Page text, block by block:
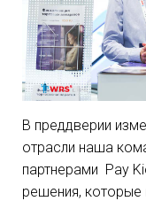
В преддверии
отрасли наша
партнерами Pay
решения,